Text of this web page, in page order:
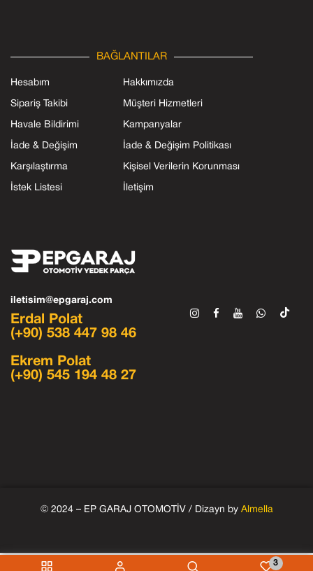
3
BAĞLANTILAR
Hesabım
Sipariş Takibi
Havale Bildirimi
İade & Değişim
Karşılaştırma
İstek Listesi
Hakkımızda
Müşteri Hizmetleri
Kampanyalar
İade & Değişim Politikası
Kişisel Verilerin Korunması
İletişim
iletisim@epgaraj.com
Erdal Polat
(+90) 538 447 98 46
Ekrem Polat
(+90) 545 194 48 27
© 2024 – EP GARAJ OTOMOTİV / Dizayn by Almella